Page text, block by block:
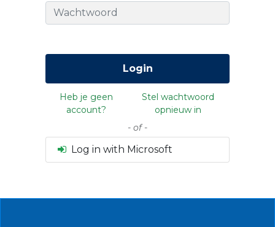
Login
Heb je geen
account?
Stel wachtwoord
opnieuw in
- of -
Log in with Microsoft